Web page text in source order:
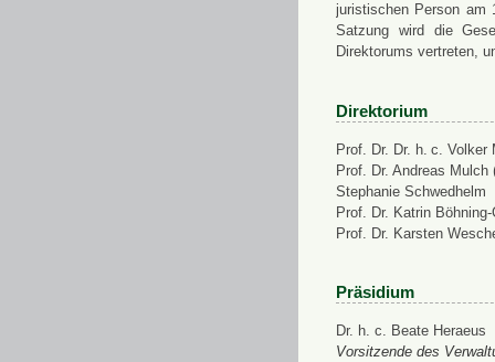
juristischen Person am
Satzung wird die
Direktorums vertreten,
Direktorium
Prof. Dr. Dr. h. c. Volker
Prof. Dr. Andreas
Stephanie Schwedhelm
Prof. Dr. Katrin
Prof. Dr. Karsten
Präsidium
Dr. h. c. Beate Heraeus
Vorsitzende des